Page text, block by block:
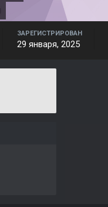
ЗАРЕГИСТРИРОВАН
29 января, 2025